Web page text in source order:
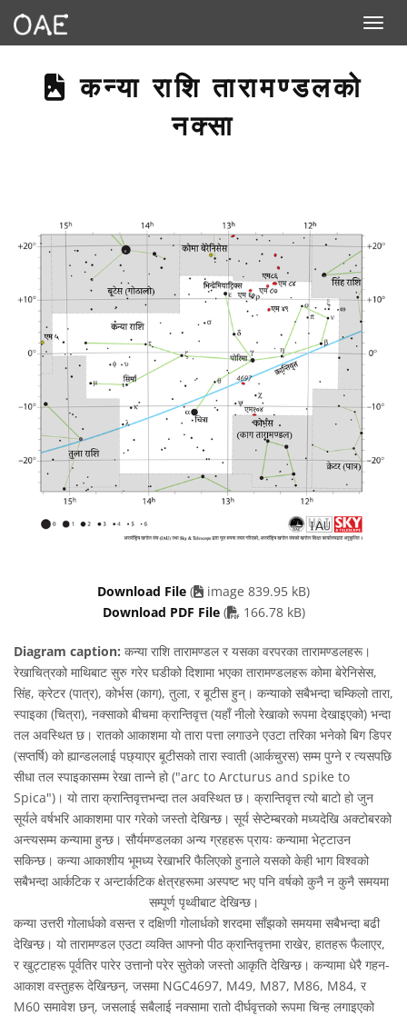
Toggle
THIS PAGE
कन्या राशि तारामण्डलको
नक्सा
Download File (
image 839.95 kB)
Download PDF File ( PDF file
166.78 kB)
Diagram caption: कन्या राशि तारामण्डल र यसका वरपरका तारामण्डलहरू।
रेखाचित्रको माथिबाट सुरु गरेर घडीको दिशामा भएका तारामण्डलहरू कोमा बेरेनिसेस,
सिंह, क्रेटर (पात्र), कोर्भस (काग), तुला, र बूटीस हुन्। कन्याको सबैभन्दा चम्किलो तारा,
स्पाइका (चित्रा), नक्साको बीचमा क्रान्तिवृत्त (यहाँ नीलो रेखाको रूपमा देखाइएको) भन्दा
तल अवस्थित छ। रातको आकाशमा यो तारा पत्ता लगाउने एउटा तरिका भनेको बिग डिपर
(सप्तर्षि) को ह्यान्डललाई पछ्याएर बूटीसको तारा स्वाती (आर्कचुरस) सम्म पुग्ने र त्यसपछि
सीधा तल स्पाइकासम्म रेखा तान्ने हो ("arc to Arcturus and spike to
Spica")। यो तारा क्रान्तिवृत्तभन्दा तल अवस्थित छ। क्रान्तिवृत्त त्यो बाटो हो जुन
सूर्यले वर्षभरि आकाशमा पार गरेको जस्तो देखिन्छ। सूर्य सेप्टेम्बरको मध्यदेखि अक्टोबरको
अन्त्यसम्म कन्यामा हुन्छ। सौर्यमण्डलका अन्य ग्रहहरू प्रायः कन्यामा भेट्टाउन
सकिन्छ। कन्या आकाशीय भूमध्य रेखाभरि फैलिएको हुनाले यसको केही भाग विश्वको
सबैभन्दा आर्कटिक र अन्टार्कटिक क्षेत्रहरूमा अस्पष्ट भए पनि वर्षको कुनै न कुनै समयमा
सम्पूर्ण पृथ्वीबाट देखिन्छ।
कन्या उत्तरी गोलार्धको वसन्त र दक्षिणी गोलार्धको शरदमा साँझको समयमा सबैभन्दा बढी
देखिन्छ। यो तारामण्डल एउटा व्यक्ति आफ्नो पीठ क्रान्तिवृत्तमा राखेर, हातहरू फैलाएर,
र खुट्टाहरू पूर्वतिर पारेर उत्तानो परेर सुतेको जस्तो आकृति देखिन्छ। कन्यामा धेरै गहन-
आकाश वस्तुहरू देखिन्छन्, जसमा NGC4697, M49, M87, M86, M84, र
M60 समावेश छन्, जसलाई सबैलाई नक्सामा रातो दीर्घवृत्तको रूपमा चिन्ह लगाइएको